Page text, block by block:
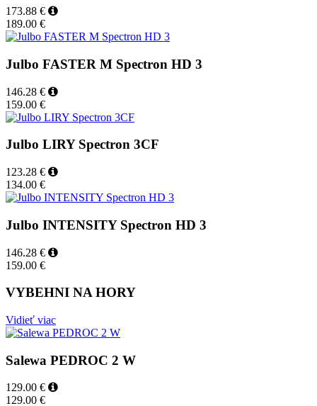
173.88 €
189.00 €
Julbo FASTER M Spectron HD 3
146.28 €
159.00 €
Julbo LIRY Spectron 3CF
123.28 €
134.00 €
Julbo INTENSITY Spectron HD 3
146.28 €
159.00 €
VYBEHNI NA HORY
Vidieť viac
Salewa PEDROC 2 W
129.00 €
129.00 €